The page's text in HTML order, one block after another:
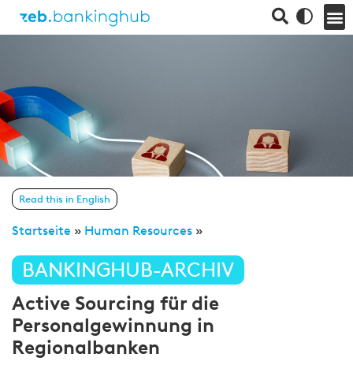
Read this in English
Startseite » Human Resources »
BANKINGHUB-ARCHIV
Active Sourcing für die
Personalgewinnung in
Regionalbanken